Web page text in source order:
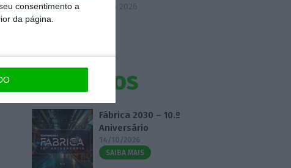
consentimento a
da página.
6 Agosto 2026
Eventos
Fábrica 2030 – 10.º
Aniversário
14/10/2026
SAIBA MAIS